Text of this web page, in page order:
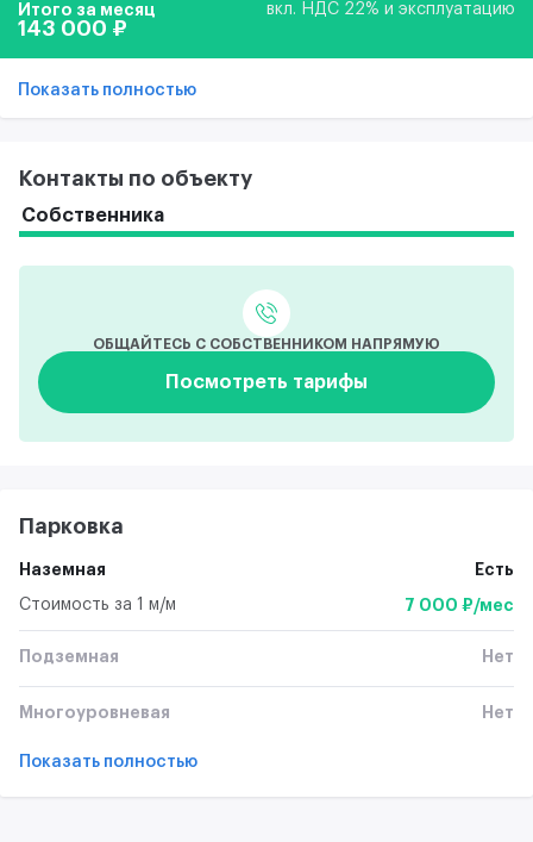
Итого за месяц вкл. НДС 22% и эксплуатацию
143 000 ₽
Показать полностью
Контакты по объекту
Собственника
ОБЩАЙТЕСЬ С СОБСТВЕННИКОМ НАПРЯМУЮ
Посмотреть тарифы
Парковка
Наземная Есть
Стоимость за 1 м/м 7 000 ₽/мес
Подземная Нет
Многоуровневая Нет
Показать полностью